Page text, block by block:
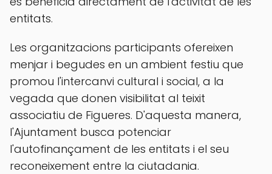
entitats.
Les organitzacions participants ofereixen
menjar i begudes en un ambient festiu que
promou l'intercanvi cultural i social, a la
vegada que donen visibilitat al teixit
associatiu de Figueres. D'aquesta manera,
l'Ajuntament busca potenciar
l'autofinançament de les entitats i el seu
reconeixement entre la ciutadania.